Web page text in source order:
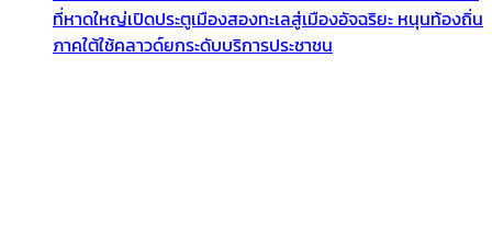
ที่หาดใหญ่เปิดประตูเมืองสองทะเลสู่เมืองอัจฉริยะ หนุนท้องถิ่น
ภาคใต้ใช้คลาวด์ยกระดับบริการประชาชน